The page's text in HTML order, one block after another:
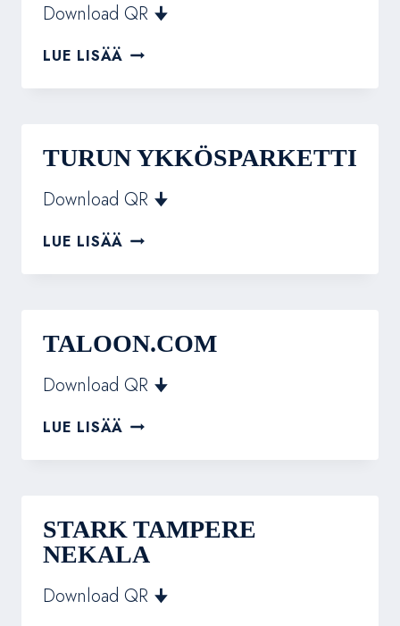
Download QR 🠋
LUE LISÄÄ OY
PARKETTI-
TURUN YKKÖSPARKETTI
Download QR 🠋
LUE LISÄÄ TURUN
TALOON.COM
Download QR 🠋
LUE LISÄÄ TALOON.COM
STARK TAMPERE
NEKALA
Download QR 🠋